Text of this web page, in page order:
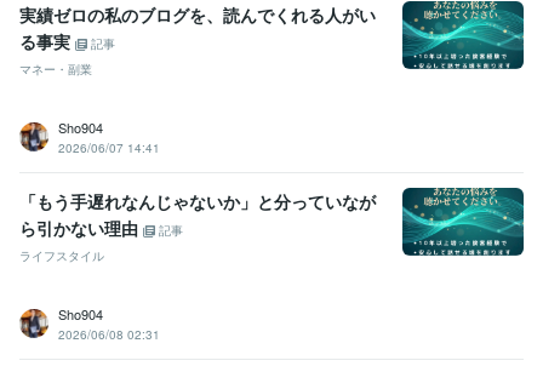
実績ゼロの私のブログを、読んでくれる人がい
る事実
記事
マネー・副業
Sho904
2026/06/07 14:41
「もう手遅れなんじゃないか」と分っていなが
ら引かない理由
記事
ライフスタイル
Sho904
2026/06/08 02:31